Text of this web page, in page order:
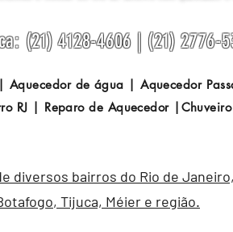
(21) 4128-4606 | (21) 2776-
Aquecedor de água | Aquecedor
RJ | Reparo de Aquecedor
diversos bairros do Rio de
, Tijuca, Méier e região.